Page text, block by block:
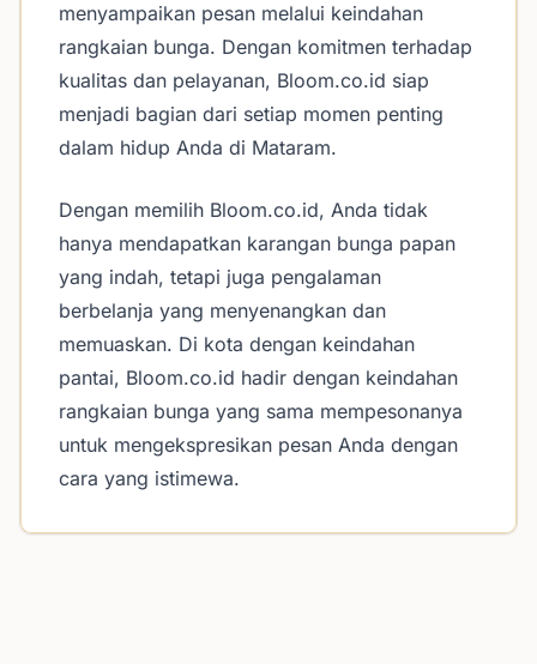
menyampaikan pesan melalui keindahan
rangkaian bunga. Dengan komitmen terhadap
kualitas dan pelayanan, Bloom.co.id siap
menjadi bagian dari setiap momen penting
dalam hidup Anda di Mataram.
Dengan memilih Bloom.co.id, Anda tidak
hanya mendapatkan karangan bunga papan
yang indah, tetapi juga pengalaman
berbelanja yang menyenangkan dan
memuaskan. Di kota dengan keindahan
pantai, Bloom.co.id hadir dengan keindahan
rangkaian bunga yang sama mempesonanya
untuk mengekspresikan pesan Anda dengan
cara yang istimewa.